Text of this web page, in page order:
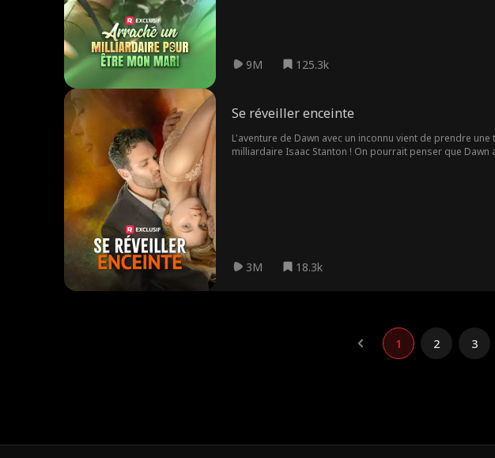
9M 125.3k
Se réveiller enceinte
L'aventure de Dawn avec un inconnu vient de prendre
milliardaire Isaac Stanton ! On pourrait penser que Dawn
3M 18.3k
1 2 3